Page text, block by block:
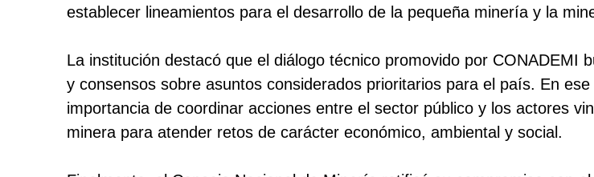
establecer lineamientos para el desarrollo de la pequeña minería y la
La institución destacó que el diálogo técnico promovido por CONADEMI
y consensos sobre asuntos considerados prioritarios para el país. En
importancia de coordinar acciones entre el sector público y los actores
minera para atender retos de carácter económico, ambiental y social.